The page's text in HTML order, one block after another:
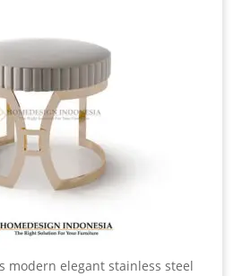
modern elegant stainless steel